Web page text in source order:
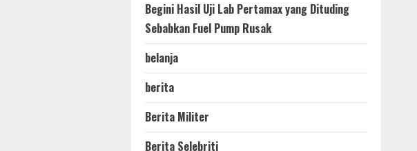
Begini Hasil Uji Lab Pertamax yang Dituding
Sebabkan Fuel Pump Rusak
belanja
berita
Berita Militer
Berita Selebriti